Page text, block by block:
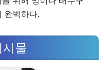
완벽하다.
물